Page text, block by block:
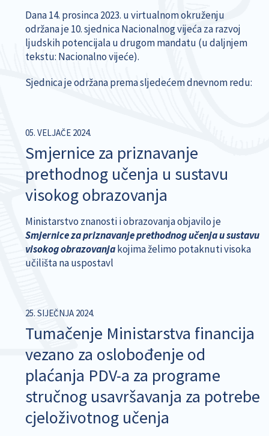
Dana 14. prosinca 2023. u virtualnom okruženju
održana je 10. sjednica Nacionalnog vijeća za razvoj
ljudskih potencijala u drugom mandatu (u daljnjem
tekstu: Nacionalno vijeće).
Sjednica je održana prema sljedećem dnevnom redu:
05. VELJAČE 2024.
Smjernice za priznavanje
prethodnog učenja u sustavu
visokog obrazovanja
Ministarstvo znanosti i obrazovanja objavilo je
Smjernice za priznavanje prethodnog učenja u sustavu
visokog obrazovanjakojima želimo potaknuti visoka
učilišta na uspostavl
25. SIJEČNJA 2024.
Tumačenje Ministarstva financija
vezano za oslobođenje od
plaćanja PDV-a za programe
stručnog usavršavanja za potrebe
cjeloživotnog učenja